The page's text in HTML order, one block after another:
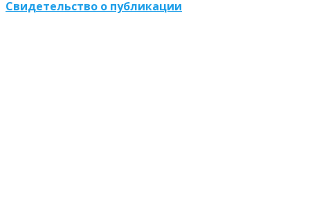
Свидетельство о публикации